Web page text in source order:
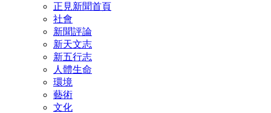
正見新聞首頁
社會
新聞評論
新天文志
新五行志
人體生命
環境
藝術
文化